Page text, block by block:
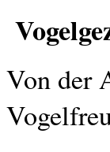
Von der